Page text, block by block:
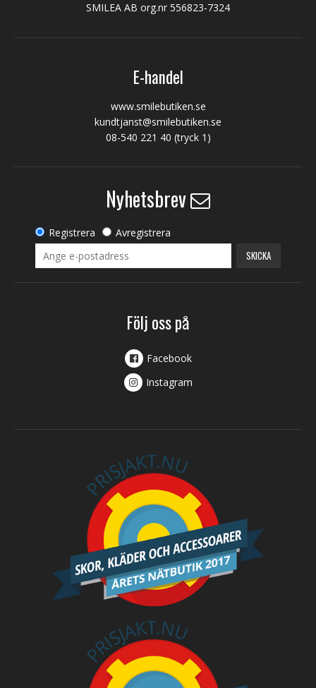
SMILEA AB org.nr 556823-7324
E-handel
www.smilebutiken.se
kundtjanst@smilebutiken.se
08-540 221 40 (tryck 1)
Nyhetsbrev
Registrera Avregistrera
SKICKA
Följ oss på
Facebook
Instagram